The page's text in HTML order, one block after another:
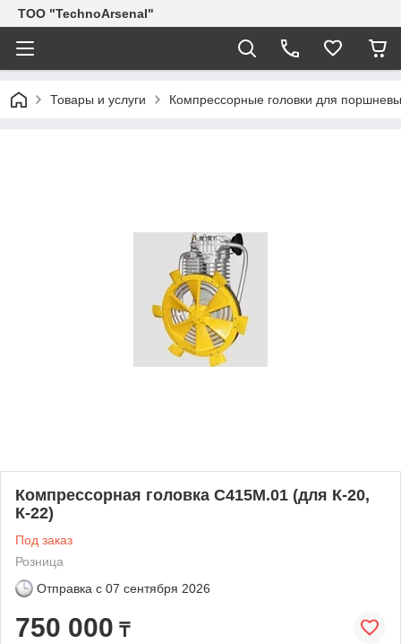
ТОО "TechnoArsenal"
Товары и услуги Компрессорные головки для
Компрессорная головка С415М.01 (для К-20,
К-22)
Под заказ
Розница
Отправка с 07 сентября 2026
750 000 ₸